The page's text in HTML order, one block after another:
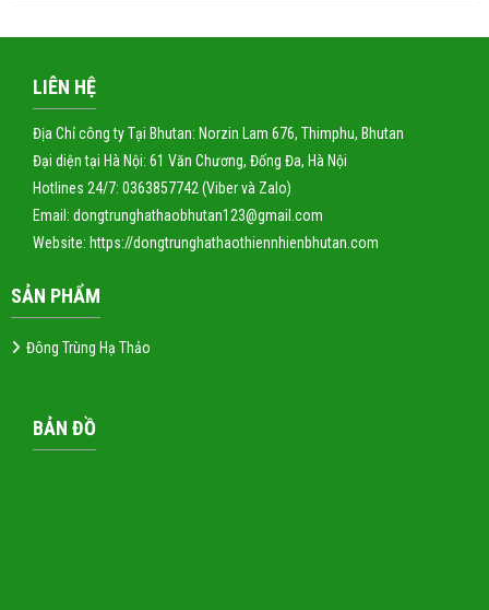
LIÊN HỆ
Địa Chỉ công ty Tại Bhutan: Norzin Lam 676, Thimphu, Bhutan
Đại diện tại Hà Nội: 61 Văn Chương, Đống Đa, Hà Nội
Hotlines 24/7: 0363857742 (Viber và Zalo)
Email: dongtrunghathaobhutan123@gmail.com
Website: https://dongtrunghathaothiennhienbhutan.com
SẢN PHẨM
Đông Trùng Hạ Thảo
BẢN ĐỒ